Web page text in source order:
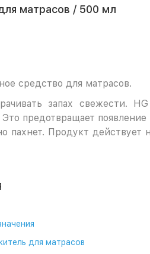
матрасов / 500 мл
средство для матрасов.
запах свежести.
предотвращает
пахнет. Продукт
для матрасов